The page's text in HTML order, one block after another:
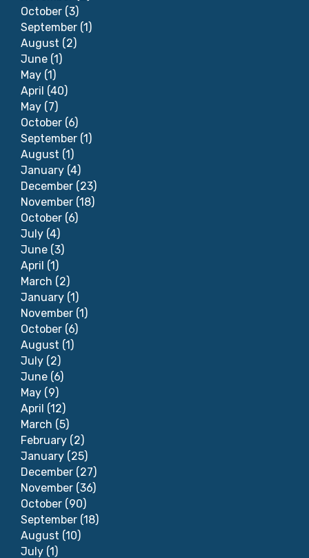
October (3)
September (1)
August (2)
June (1)
May (1)
April (40)
May (7)
October (6)
September (1)
August (1)
January (4)
December (23)
November (18)
October (6)
July (4)
June (3)
April (1)
March (2)
January (1)
November (1)
October (6)
August (1)
July (2)
June (6)
May (9)
April (12)
March (5)
February (2)
January (25)
December (27)
November (36)
October (90)
September (18)
August (10)
July (1)